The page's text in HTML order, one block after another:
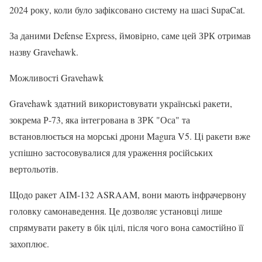
2024 року, коли було зафіксовано систему на шасі SupaCat.
За даними Defense Express, ймовірно, саме цей ЗРК отримав
назву Gravehawk.
Можливості Gravehawk
Gravehawk здатний використовувати українські ракети,
зокрема Р-73, яка інтегрована в ЗРК "Оса" та
встановлюється на морські дрони Magura V5. Ці ракети вже
успішно застосовувалися для ураження російських
вертольотів.
Щодо ракет AIM-132 ASRAAM, вони мають інфрачервону
головку самонаведення. Це дозволяє установці лише
спрямувати ракету в бік цілі, після чого вона самостійно її
захоплює.